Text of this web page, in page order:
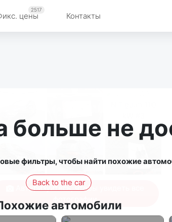
цены
2517
Контакты
больше не
фильтры, чтобы найти похожие
Back to the car
автомобили
Авторизуйтесь, чтобы увидеть все
фотографии